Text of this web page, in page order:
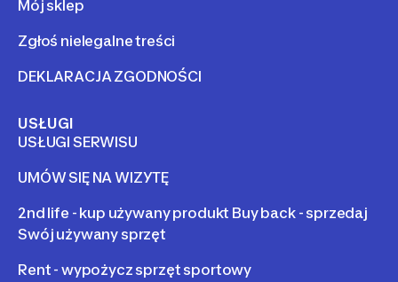
Mój sklep
Zgłoś nielegalne treści
DEKLARACJA ZGODNOŚCI
USŁUGI
USŁUGI SERWISU
UMÓW SIĘ NA WIZYTĘ
2nd life - kup używany produkt Buy back - sprzedaj
Swój używany sprzęt
Rent - wypożycz sprzęt sportowy